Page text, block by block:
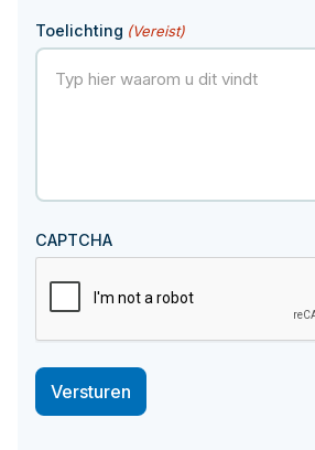
Toelichting (Vereist)
CAPTCHA
Versturen